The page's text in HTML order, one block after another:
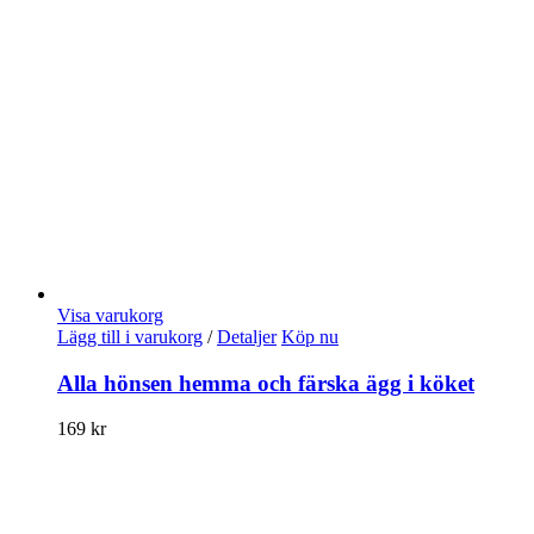
Visa varukorg
Lägg till i varukorg / Detaljer Köp nu
Alla hönsen hemma och färska ägg i köket
169 kr